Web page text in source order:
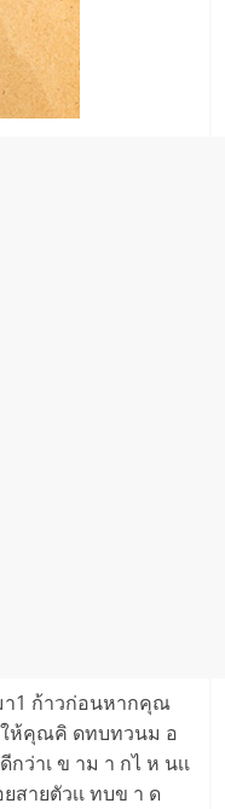
า1 ก้าวก่อนหากคุณ
ให้คุณคิ ดทบทวนม อ
าเ ข าม า กไ ห นเเ
ายตัวเเ ทบข า ด